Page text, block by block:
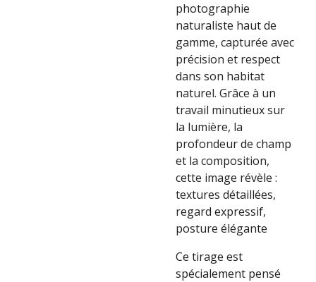
photographie
naturaliste haut de
gamme, capturée avec
précision et respect
dans son habitat
naturel. Grâce à un
travail minutieux sur
la lumière, la
profondeur de champ
et la composition,
cette image révèle :
textures détaillées,
regard expressif,
posture élégante
Ce tirage est
spécialement pensé